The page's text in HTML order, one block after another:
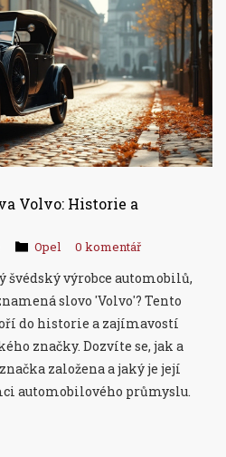
Volvo: Historie a
Opel 0 komentář
švédský výrobce automobilů,
slovo 'Volvo'? Tento
do historie a zajímavostí
značky. Dozvíte se, jak a
založena a jaký je její
automobilového průmyslu.